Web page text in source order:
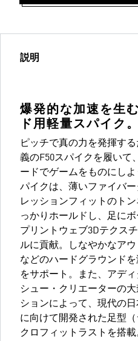
説明
爆発的な加速を生
ド用軽量スパイク。
ピッチで真の力を発揮す
義のF50スパイクを履いて
ードでゲームをものにし
パイクは、薄いファイバ
レッションフィットのト
っかりホールドし、足に
プリントウェブ3Dテクス
ルに貢献。しなやかなア
などのハードグラウンド
をサポート。また、アデ
シュー・クリエーターの
ションによって、現代の
に向けて開発された足型
クロフィットラストを搭載